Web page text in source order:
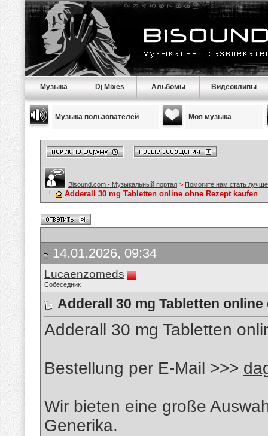
Музыка Dj Mixes Альбомы Видеоклипы
Музыка пользователей Моя музыка
Bisound.com - Музыкальный портал > Помогите нам стать
Adderall 30 mg Tabletten online ohne Rezept kaufen
14.01.2026, 09:34
Lucaenzomeds
Собеседник
Adderall 30 mg Tabletten
Adderall 30 mg Tabletten
Bestellung per E-Mail >>>
Wir bieten eine große
Generika.